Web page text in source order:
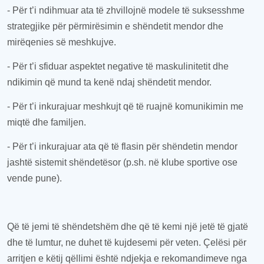
- Për t’i ndihmuar ata të zhvillojnë modele të suksesshme
strategjike për përmirësimin e shëndetit mendor dhe
mirëqenies së meshkujve.
- Për t’i sfiduar aspektet negative të maskulinitetit dhe
ndikimin që mund ta kenë ndaj shëndetitmendor.
- Për t’i inkurajuar meshkujt që të ruajnë komunikimin me
miqtë dhe familjen.
- Për t’i inkurajuar ata që të flasin për shëndetin mendor
jashtë sistemit shëndetësor (p.sh. në klube sportive ose
vende pune).
Që të jemi të shëndetshëm dhe që të kemi një jetë të gjatë
dhe të lumtur, ne duhet të kujdesemi për veten. Çelësi për
arritjen e këtij qëllimi është ndjekja e rekomandimeve nga